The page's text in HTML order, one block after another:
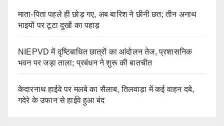
माता-पिता पहले ही छोड़ गए, अब बारिश ने छीनी छत; तीन अनाथ
भाइयों पर टूटा दुखों का पहाड़
NIEPVD में दृष्टिबाधित छात्रों का आंदोलन तेज, प्रशासनिक
भवन पर जड़ा ताला; प्रबंधन ने शुरू की बातचीत
केदारनाथ हाईवे पर मलबे का सैलाब, तिलवाड़ा में कई वाहन दबे,
गदेरे के उफान से हाईवे हुआ बंद